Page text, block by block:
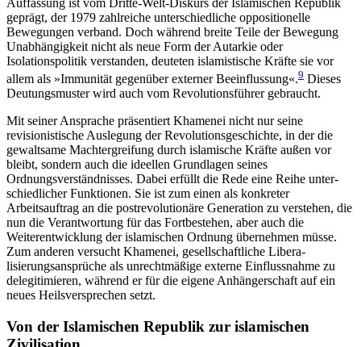
geprägt, der 1979 zahlreiche unter­schiedliche oppositionelle
Bewegungen verband. Doch wäh­rend breite Teile der Bewegung
Unabhängigkeit nicht als neue Form der Autarkie oder
Isolationspolitik verstanden, deuteten islamistische Kräfte sie vor
allem als »Immunität gegenüber externer Beein­flussung«.9 Dieses
Deutungsmuster wird auch vom Revolutionsführer gebraucht.
Mit seiner Ansprache präsentiert Khamenei nicht nur seine
revisionistische Auslegung der Revolutionsgeschichte, in der die
gewaltsame Machtergreifung durch islamische Kräfte außen vor
bleibt, sondern auch die ideellen Grundlagen seines
Ordnungsverständnisses. Dabei erfüllt die Rede eine Reihe unter­
schiedlicher Funktionen. Sie ist zum einen als kon­kreter
Arbeitsauftrag an die postrevolutionäre Gene­ration zu verstehen, die
nun die Verantwortung für das Fortbestehen, aber auch die
Weiterentwicklung der islamischen Ordnung übernehmen müsse.
Zum anderen versucht Khamenei, gesellschaftliche Libera­
lisierungsansprüche als unrechtmäßige externe Ein­flussnahme zu
delegitimieren, während er für die eigene Anhängerschaft auf ein
neues Heilsversprechen setzt.
Von der Islamischen Republik zur islamischen